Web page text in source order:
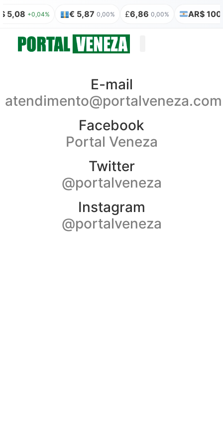
5,08 +0,04% € 5,87 0,00% £6,86 0,00% AR$ 100
E-mail
Facebook
Portal Veneza
Twitter
@portalveneza
Instagram
@portalveneza